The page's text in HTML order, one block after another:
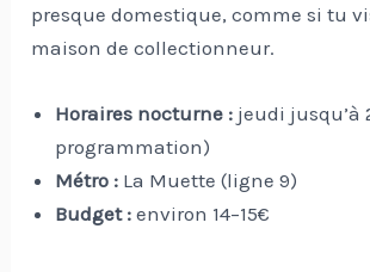
presque domestique, comme si tu
maison de collectionneur.
Horaires nocturne : jeudi jusqu’à
programmation)
Métro : La Muette (ligne 9)
Budget : environ 14–15€